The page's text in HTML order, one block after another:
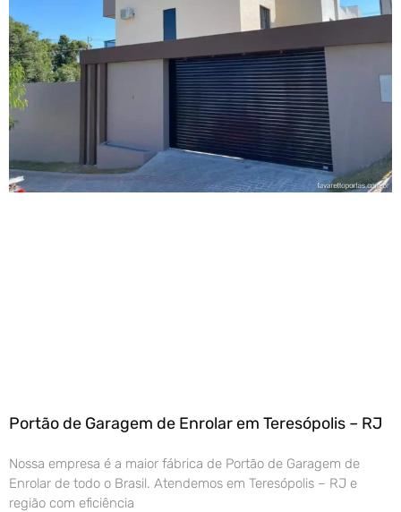
Portão de Garagem de Enrolar em Teresópolis – RJ
Nossa empresa é a maior fábrica de Portão de Garagem de
Enrolar de todo o Brasil. Atendemos em Teresópolis – RJ e
região com eficiência